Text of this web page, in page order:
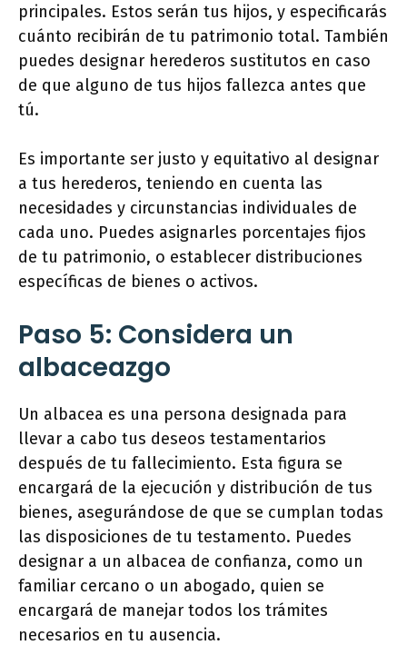
principales. Estos serán tus hijos, y especificarás
cuánto recibirán de tu patrimonio total. También
puedes designar herederos sustitutos en caso
de que alguno de tus hijos fallezca antes que
tú.
Es importante ser justo y equitativo al designar
a tus herederos, teniendo en cuenta las
necesidades y circunstancias individuales de
cada uno. Puedes asignarles porcentajes fijos
de tu patrimonio, o establecer distribuciones
específicas de bienes o activos.
Paso 5: Considera un
albaceazgo
Un albacea es una persona designada para
llevar a cabo tus deseos testamentarios
después de tu fallecimiento. Esta figura se
encargará de la ejecución y distribución de tus
bienes, asegurándose de que se cumplan todas
las disposiciones de tu testamento. Puedes
designar a un albacea de confianza, como un
familiar cercano o un abogado, quien se
encargará de manejar todos los trámites
necesarios en tu ausencia.